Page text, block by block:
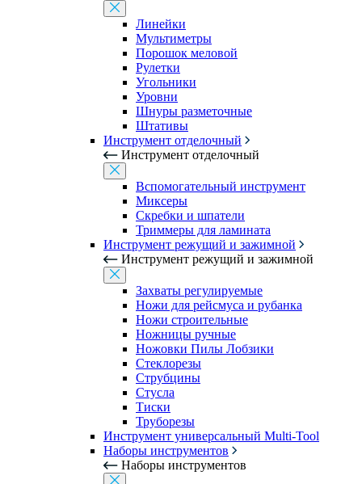
Линейки
Мультиметры
Порошок меловой
Рулетки
Угольники
Уровни
Шнуры разметочные
Штативы
Инструмент отделочный
Инструмент отделочный
Вспомогательный инструмент
Миксеры
Скребки и шпатели
Триммеры для ламината
Инструмент режущий и зажимной
Инструмент режущий и зажимной
Захваты регулируемые
Ножи для рейсмуса и рубанка
Ножи строительные
Ножницы ручные
Ножовки Пилы Лобзики
Стеклорезы
Струбцины
Стусла
Тиски
Труборезы
Инструмент универсальный Multi-Tool
Наборы инструментов
Наборы инструментов